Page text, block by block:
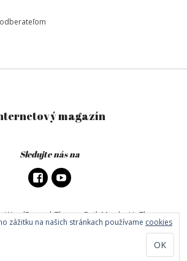
magazín
Sledujte nás na
WordPress|Theme: DailyMag byUpThemes.
zážitku na našich stránkach používame cookies